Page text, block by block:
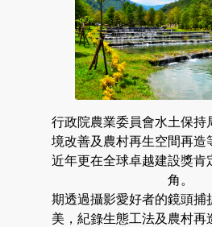
行政院農業委員會水土保持
境改善及農村再生空間再造
近年更在全球卓越建設獎肯
角。
期透過攝影愛好者的鏡頭捕
美，紀錄生態工法及農村再